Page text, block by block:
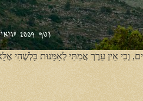
וְכִי אֵין עֵרֶך אֲמִתִּי לְאָמָּנוּת כָּלְשֶׁהִי